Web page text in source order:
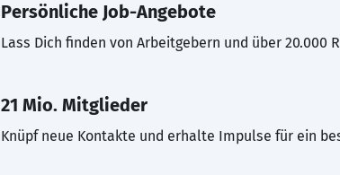
Persönliche Job-Angebote
Lass Dich finden von Arbeitgebern und über 20.000
21 Mio. Mitglieder
Knüpf neue Kontakte und erhalte Impulse für ein